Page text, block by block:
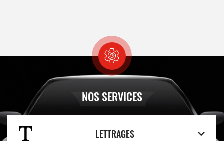
NOS SERVICES
LETTRAGES